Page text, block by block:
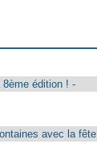
8ème édition ! -
avec la